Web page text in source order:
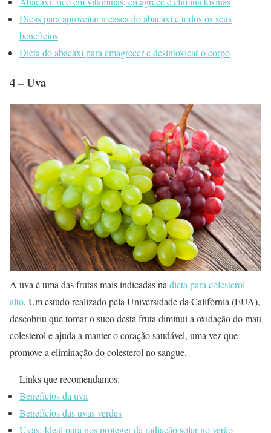
Dicas para aproveitar a casca do abacaxi e todos os seus
benefícios
Dieta do abacaxi para emagrecer e desintoxicar o corpo
4 – Uva
A uva é uma das frutas mais indicadas na dieta para colesterol
alto. Um estudo realizado pela Universidade da Califórnia (EUA),
descobriu que tomar o suco desta fruta diminui a oxidação do mau
colesterol e ajuda a manter o coração saudável, uma vez que
promove a eliminação do colesterol no sangue.
Links que recomendamos:
Benefícios da uva
Benefícios das uvas verdes
Uvas: Ideal para nos proteger da radiação solar no verão